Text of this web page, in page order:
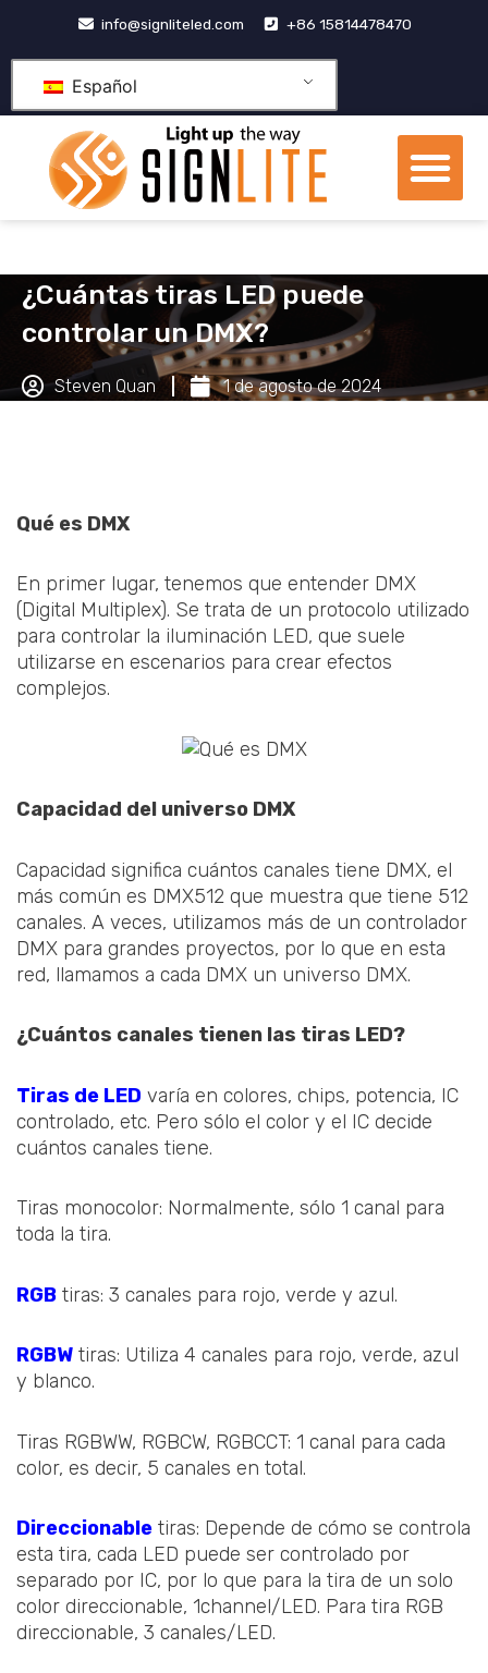
content
info@signliteled.com +86 15814478470
Español
¿Cuántas tiras LED puede
controlar un DMX?
Steven Quan 1 de agosto de 2024
Qué es DMX
En primer lugar, tenemos que entender DMX
(Digital Multiplex). Se trata de un protocolo utilizado
para controlar la iluminación LED, que suele
utilizarse en escenarios para crear efectos
complejos.
Capacidad del universo DMX
Capacidad significa cuántos canales tiene DMX, el
más común es DMX512 que muestra que tiene 512
canales. A veces, utilizamos más de un controlador
DMX para grandes proyectos, por lo que en esta
red, llamamos a cada DMX un universo DMX.
¿Cuántos canales tienen las tiras LED?
Tiras de LED varía en colores, chips, potencia, IC
controlado, etc. Pero sólo el color y el IC decide
cuántos canales tiene.
Tiras monocolor: Normalmente, sólo 1 canal para
toda la tira.
RGB tiras: 3 canales para rojo, verde y azul.
RGBW tiras: Utiliza 4 canales para rojo, verde, azul
y blanco.
Tiras RGBWW, RGBCW, RGBCCT: 1 canal para cada
color, es decir, 5 canales en total.
Direccionable tiras: Depende de cómo se controla
esta tira, cada LED puede ser controlado por
separado por IC, por lo que para la tira de un solo
color direccionable, 1channel/LED. Para tira RGB
direccionable, 3 canales/LED.